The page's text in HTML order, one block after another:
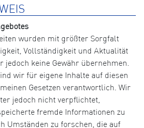
wurden mit größter Sorgfalt
Vollständigkeit und Aktualität
jedoch keine Gewähr übernehmen.
wir für eigene Inhalte auf diesen
Gesetzen verantwortlich. Wir
jedoch nicht verpflichtet,
fremde Informationen zu
Umständen zu forschen, die auf